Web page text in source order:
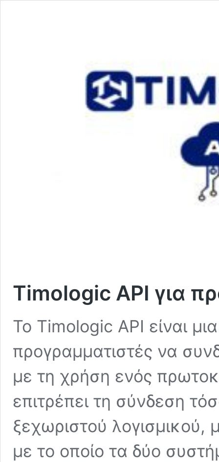
Timologic API για
Το Timologic API είναι
προγραμματιστές να
με τη χρήση ενός
επιτρέπει τη σύνδεση
ξεχωριστού λογισμικού,
με το οποίο τα δύο